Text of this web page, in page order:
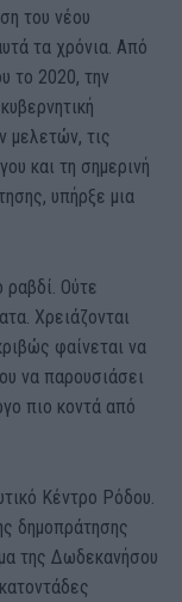
του νέου
τα χρόνια. Από
το 2020, την
μελετών, τις
και τη σημερινή
υπήρξε μια
ραβδί. Ούτε
Χρειάζονται
φαίνεται να
να παρουσιάσει
πιο κοντά από
Κέντρο Ρόδου.
δημοπράτησης
της Δωδεκανήσου